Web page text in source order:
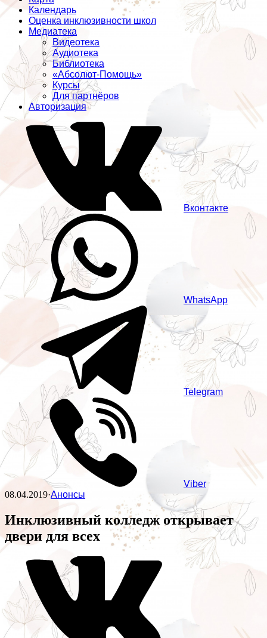
Календарь
Оценка инклюзивности школ
Медиатека
Видеотека
Аудиотека
Библиотека
«Абсолют-Помощь»
Курсы
Для партнёров
Авторизация
Вконтакте
WhatsApp
Telegram
Viber
08.04.2019·Анонсы
Инклюзивный колледж открывает
двери для всех